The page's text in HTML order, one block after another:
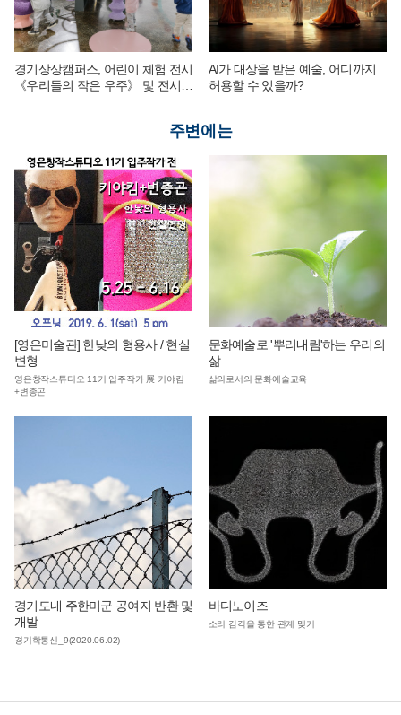
경기상상캠퍼스, 어린이 체험 전시
《우리들의 작은 우주》 및 전시
AI가 대상을 받은 예술, 어디까지
허용할 수 있을까?
주변에는
[영은미술관] 한낮의 형용사 / 현실
변형
영은창작스튜디오 11기 입주작가 展 키야킴
+변종곤
문화예술로 '뿌리내림'하는 우리의
삶
삶의로서의 문화예술교육
경기도내 주한미군 공여지 반환 및
개발
경기학통신_9(2020.06.02)
바디노이즈
소리 감각을 통한 관계 맺기